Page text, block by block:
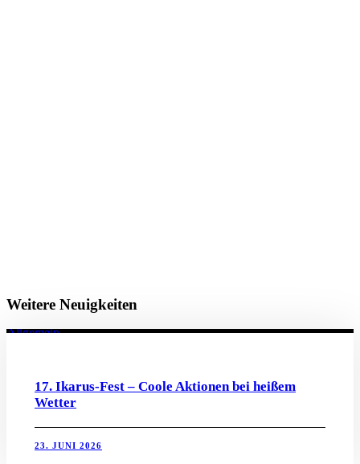
Weitere Neuigkeiten
Allgemein
17. Ikarus-Fest – Coole Aktionen bei heißem
Wetter
23. JUNI 2026